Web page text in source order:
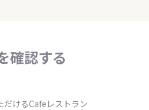
確認する
だけるCafeレストラン